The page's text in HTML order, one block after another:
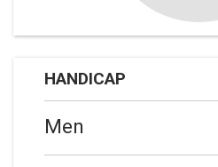
HANDICAP
Men